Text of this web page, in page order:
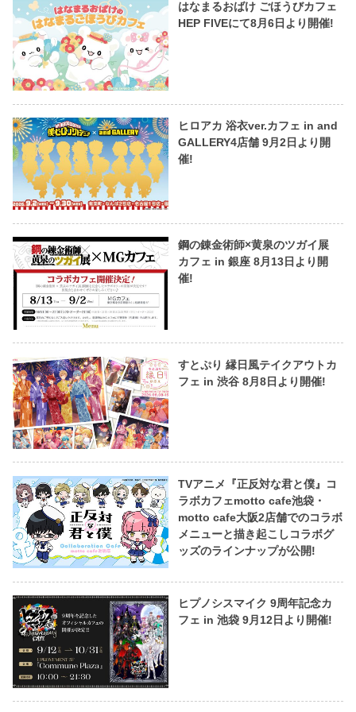
はなまるおばけ ごほうびカフェ
HEP FIVEにて8月6日より開催!
ヒロアカ 浴衣ver.カフェ in and
GALLERY4店舗 9月2日より開
催!
鋼の錬金術師×黄泉のツガイ展
カフェ in 銀座 8月13日より開
催!
すとぷり 縁日風テイクアウトカ
フェ in 渋谷 8月8日より開催!
TVアニメ『正反対な君と僕』コ
ラボカフェmotto cafe池袋・
motto cafe大阪2店舗でのコラボ
メニューと描き起こしコラボグ
ッズのラインナップが公開!
ヒプノシスマイク 9周年記念カ
フェ in 池袋 9月12日より開催!